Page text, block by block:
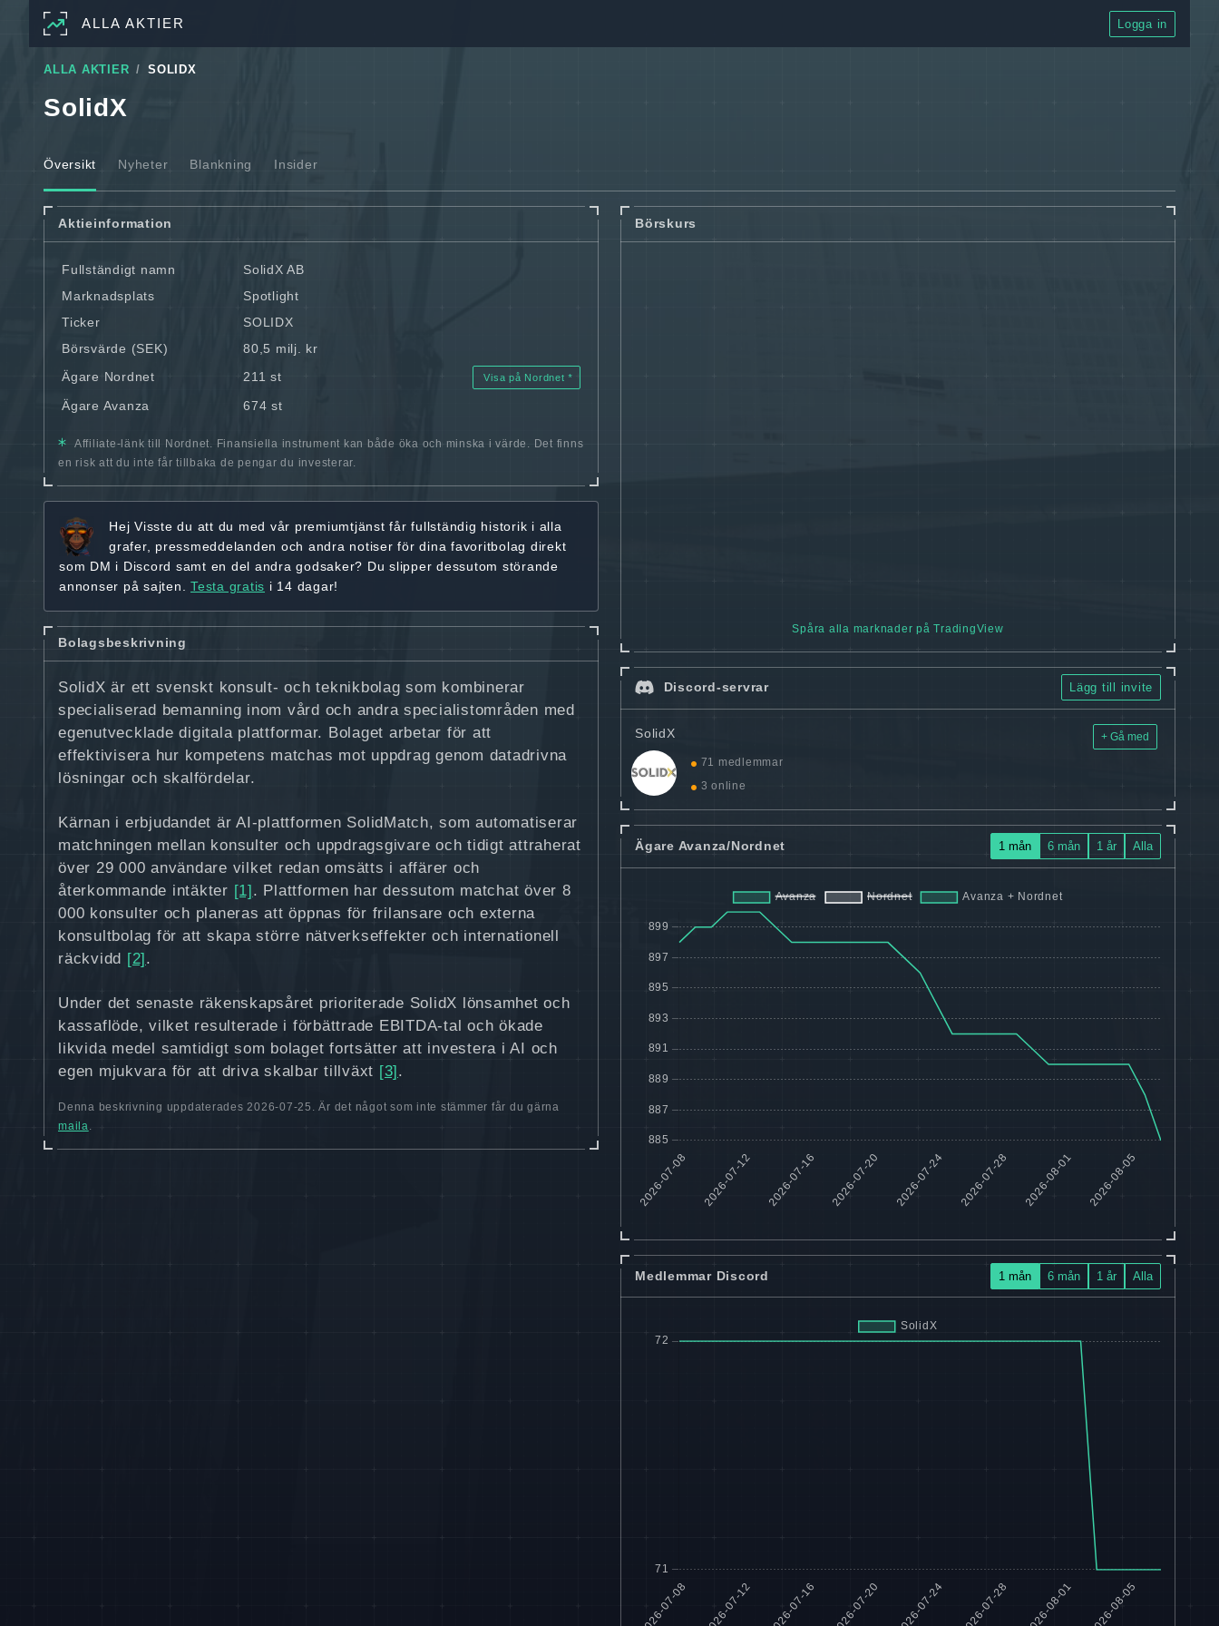
ALLA AKTIER Logga in
ALLA AKTIER SOLIDX
SolidX
Översikt Nyheter Blankning Insider
Aktieinformation
Fullständigt namn
SolidX AB
Marknadsplats
Spotlight
Ticker
SOLIDX
Börsvärde (SEK)
80,5 milj. kr
Ägare Nordnet
211 st Visa på Nordnet
Ägare Avanza 674 st
Affiliate-länk till Nordnet. Finansiella instrument kan både öka och minska i värde. Det finns
en risk att du inte får tillbaka de pengar du investerar.
Hej Visste du att du med vår premiumtjänst fårfullständig historik i alla
grafer, pressmeddelanden och andra notiser för dina favoritbolag direkt
som DM i Discord samt en del andra godsaker? Du slipper dessutom störande
annonser på sajten. Testa gratis i 14 dagar!
Bolagsbeskrivning
SolidX är ett svenskt konsult- och teknikbolag som kombinerar
specialiserad bemanning inom vård och andra specialistområden med
egenutvecklade digitala plattformar. Bolaget arbetar för att
effektivisera hur kompetens matchas mot uppdrag genom datadrivna
lösningar och skalfördelar.
Kärnan i erbjudandet är AI-plattformen SolidMatch, som automatiserar
matchningen mellan konsulter och uppdragsgivare och tidigt attraherat
över 29 000 användare vilket redan omsätts i affärer och
återkommande intäkter [1] . Plattformen har dessutom matchat över 8
000 konsulter och planeras att öppnas för frilansare och externa
konsultbolag för att skapa större nätverkseffekter och internationell
räckvidd [2] .
Under det senaste räkenskapsåret prioriterade SolidX lönsamhet och
kassaflöde, vilket resulterade i förbättrade EBITDA-tal och ökade
likvida medel samtidigt som bolaget fortsätter att investera i AI och
egen mjukvara för att driva skalbar tillväxt [3] .
Denna beskrivning uppdaterades 2026-07-25. Är det något som inte stämmer får du gärna
maila.
Börskurs
Spåra alla marknader på TradingView
Discord-servrar Lägg till invite
SolidX
71 medlemmar
3 online
+ Gå med
Ägare Avanza/Nordnet 1 mån 6 mån 1 år Alla
Medlemmar Discord 1 mån 6 mån 1 år Alla